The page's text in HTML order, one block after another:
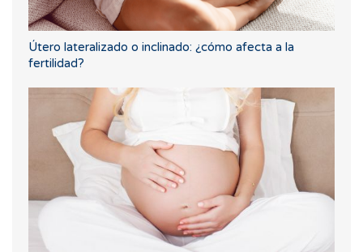
Útero lateralizado o inclinado: ¿cómo afecta a la
fertilidad?